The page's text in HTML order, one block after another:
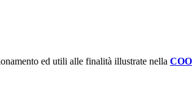
ed utili alle finalità illustrate nella